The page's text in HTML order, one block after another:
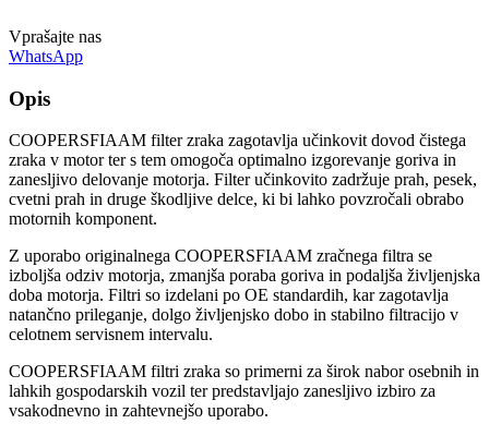
Vprašajte nas
WhatsApp
Opis
COOPERSFIAAM filter zraka zagotavlja učinkovit dovod čistega
zraka v motor ter s tem omogoča optimalno izgorevanje goriva in
zanesljivo delovanje motorja. Filter učinkovito zadržuje prah, pesek,
cvetni prah in druge škodljive delce, ki bi lahko povzročali obrabo
motornih komponent.
Z uporabo originalnega COOPERSFIAAM zračnega filtra se
izboljša odziv motorja, zmanjša poraba goriva in podaljša življenjska
doba motorja. Filtri so izdelani po OE standardih, kar zagotavlja
natančno prileganje, dolgo življenjsko dobo in stabilno filtracijo v
celotnem servisnem intervalu.
COOPERSFIAAM filtri zraka so primerni za širok nabor osebnih in
lahkih gospodarskih vozil ter predstavljajo zanesljivo izbiro za
vsakodnevno in zahtevnejšo uporabo.